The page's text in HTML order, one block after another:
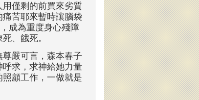
僅剩的前買來劣質
苦耶來暫時讓腦袋
成為重度身心殘障
、餓死。
嚴可言，森本春子
求，求神給她力量
顧工作，一做就是